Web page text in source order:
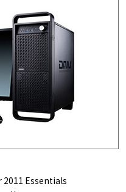
2011 Essentials